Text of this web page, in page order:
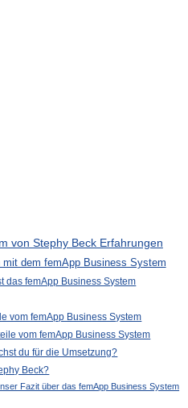
von Stephy Beck Erfahrungen
mit dem femApp Business System
das femApp Business System
vom femApp Business System
vom femApp Business System
du für die Umsetzung?
Beck?
Fazit über das femApp Business System